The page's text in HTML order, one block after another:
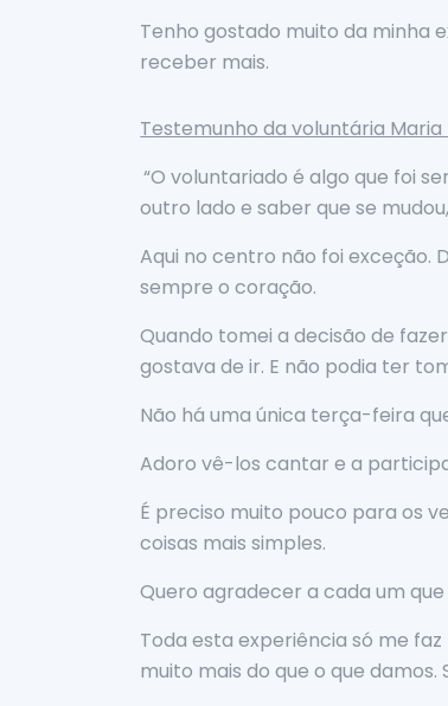
Tenho gostado muito da minha
receber mais.
Testemunho da voluntária Maria
“O voluntariado é algo que foi
outro lado e saber que se
Aqui no centro não foi exceção.
sempre o coração.
Quando tomei a decisão de
gostava de ir. E não podia ter
Não há uma única terça-feira
Adoro vê-los cantar e a
É preciso muito pouco para os
coisas mais simples.
Quero agradecer a cada um
Toda esta experiência só me
muito mais do que o que damos.